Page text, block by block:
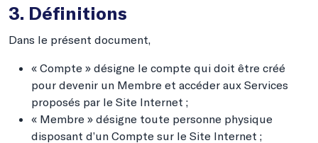
3. Définitions
Dans le présent document,
« Compte » désigne le compte qui doit être créé
pour devenir un Membre et accéder aux Services
proposés par le Site Internet ;
« Membre » désigne toute personne physique
disposant d’un Compte sur le Site Internet ;